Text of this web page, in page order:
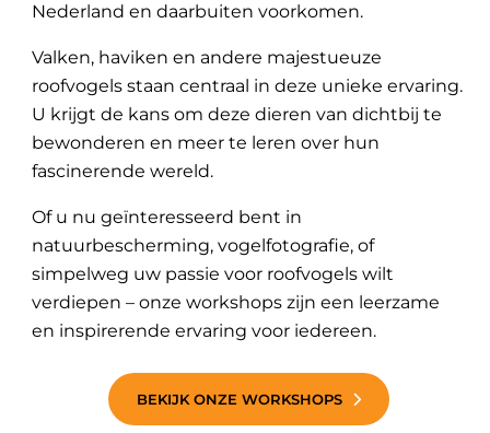
Nederland en daarbuiten voorkomen.
Valken, haviken en andere majestueuze
roofvogels staan centraal in deze unieke ervaring.
U krijgt de kans om deze dieren van dichtbij te
bewonderen en meer te leren over hun
fascinerende wereld.
Of u nu geïnteresseerd bent in
natuurbescherming, vogelfotografie, of
simpelweg uw passie voor roofvogels wilt
verdiepen – onze workshops zijn een leerzame
en inspirerende ervaring voor iedereen.
BEKIJK ONZE WORKSHOPS